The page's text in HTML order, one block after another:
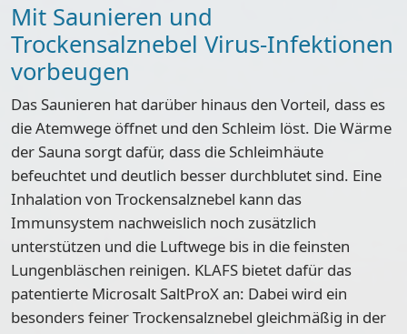
Mit Saunieren und
Trockensalznebel Virus-Infektionen
vorbeugen
Das Saunieren hat darüber hinaus den Vorteil, dass es
die Atemwege öffnet und den Schleim löst. Die Wärme
der Sauna sorgt dafür, dass die Schleimhäute
befeuchtet und deutlich besser durchblutet sind. Eine
Inhalation von Trockensalznebel kann das
Immunsystem nachweislich noch zusätzlich
unterstützen und die Luftwege bis in die feinsten
Lungenbläschen reinigen. KLAFS bietet dafür das
patentierte Microsalt SaltProX an: Dabei wird ein
besonders feiner Trockensalznebel gleichmäßig in der